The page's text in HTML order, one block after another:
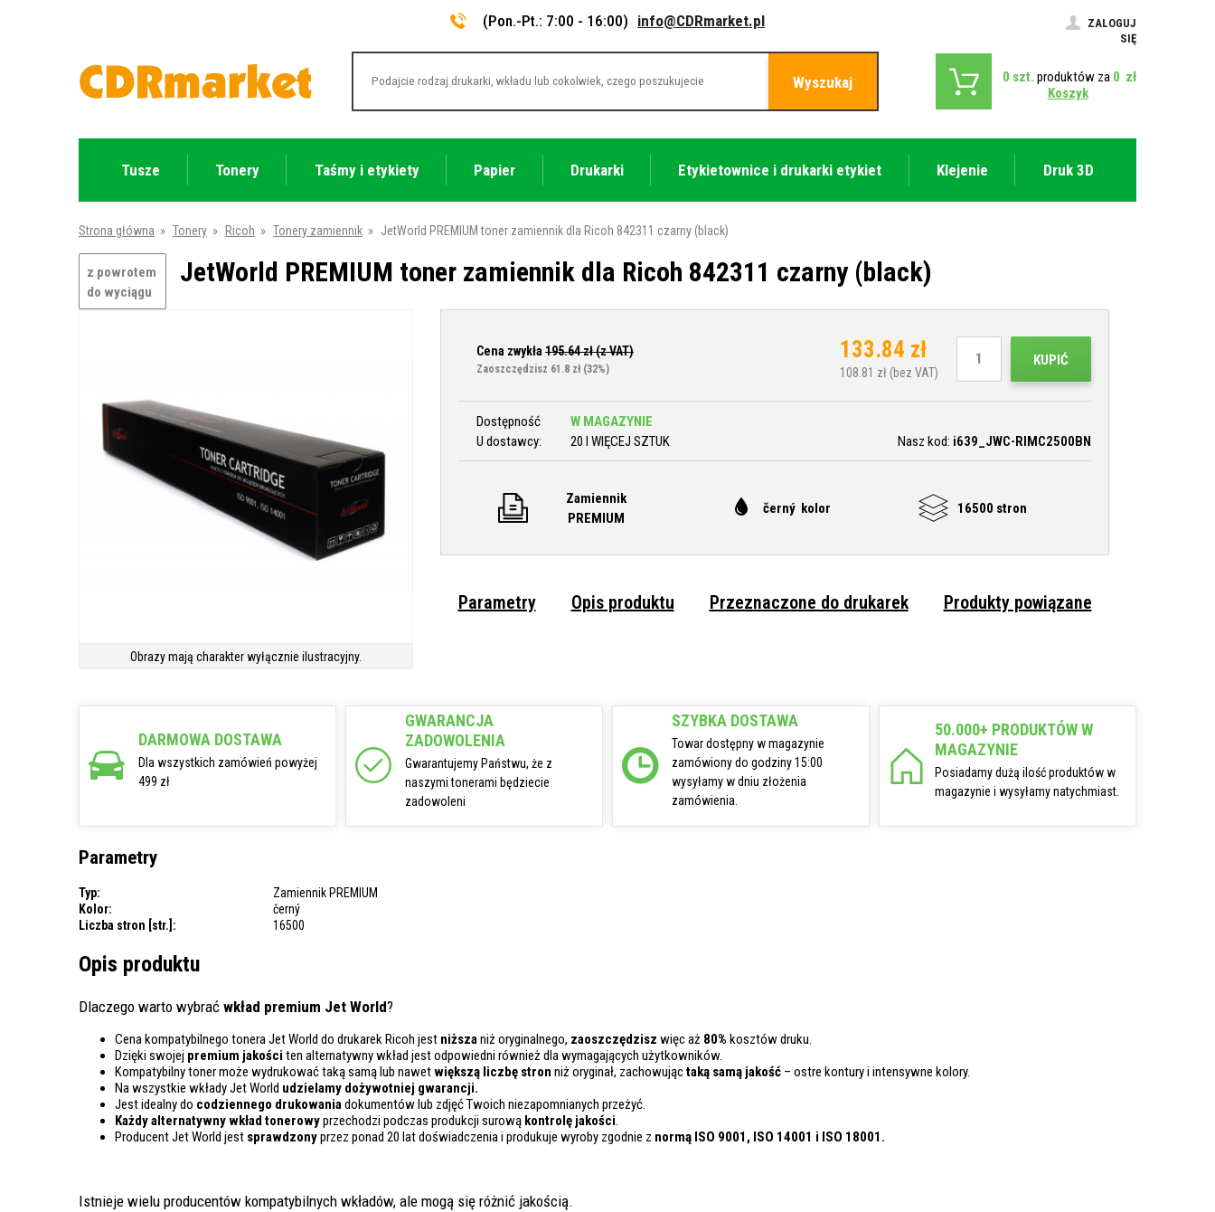
(Pon.-Pt.: 7:00 - 16:00) info@CDRmarket.pl
ZALOGUJ
SIĘ
Wyszukaj 0 szt. produktów za 0 zł
Koszyk
Tusze Tonery Taśmy i etykiety Papier Drukarki Etykietownice i drukarki etykiet Klejenie Druk 3D
Strona główna » Tonery » Ricoh » Tonery zamiennik » JetWorld PREMIUM toner zamiennik dla Ricoh 842311 czarny (black)
z powrotem
do wyciągu
JetWorld PREMIUM toner zamiennik dla Ricoh 842311 czarny (black)
Obrazy mają charakter wyłącznie ilustracyjny.
Cena zwykła 195.64zł (z VAT)
Zaoszczędzisz 61.8 zł (32%)
133.84 zł
108.81 zł (bez VAT)
KUPIĆ
Dostępność
W MAGAZYNIE
U dostawcy:
20 I WIĘCEJ SZTUK Nasz kod: i639_JWC-RIMC2500BN
Zamiennik
PREMIUM
černý kolor 16500 stron
Parametry Opis produktu Przeznaczone do drukarek Produkty powiązane
DARMOWA DOSTAWA
Dla wszystkich zamówień powyżej
499 zł
GWARANCJA
ZADOWOLENIA
Gwarantujemy Państwu, że z
naszymi tonerami będziecie
zadowoleni
SZYBKA DOSTAWA
Towar dostępny w magazynie
zamówiony do godziny 15:00
wysyłamy w dniu złożenia
zamówienia.
50.000+ PRODUKTÓW W
MAGAZYNIE
Posiadamy dużą ilość produktów w
magazynie i wysyłamy natychmiast.
Parametry
Typ:
Zamiennik PREMIUM
Kolor:
černý
Liczba stron [str.]:
16500
Opis produktu
Dlaczego warto wybrać wkład premium Jet World?
Cena kompatybilnego tonera Jet World do drukarek Ricoh jest niższaniż oryginalnego, zaoszczędzisz więc aż 80% kosztów druku.
Dzięki swojej premium jakości ten alternatywny wkład jest odpowiedni również dla wymagających użytkowników.
Kompatybilny toner może wydrukować taką samą lub nawetwiększą liczbę stron niż oryginał, zachowująctaką samą jakość – ostre kontury i intensywne kolory.
Na wszystkie wkłady Jet World udzielamy dożywotniej gwarancji.
Jest idealny do codziennego drukowaniadokumentów lub zdjęć Twoich niezapomnianych przeżyć.
Każdy alternatywny wkład tonerowyprzechodzi podczas produkcji surową kontrolę jakości.
Producent Jet World jest sprawdzonyprzez ponad 20 lat doświadczenia i produkuje wyroby zgodnie z normą ISO 9001, ISO 14001 i ISO 18001.
Istnieje wielu producentów kompatybilnych wkładów, ale mogą się różnić jakością.